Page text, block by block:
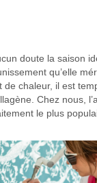
doute la saison
qu’elle
de chaleur, il est
Chez nous,
le plus